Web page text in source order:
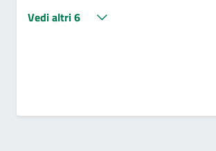
Vedi altri 6